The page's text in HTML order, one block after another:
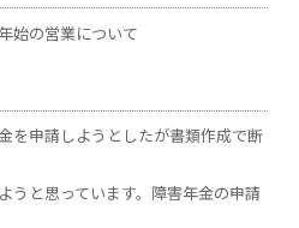
始の営業について
を申請しようとしたが書類作成で断
うと思っています。障害年金の申請